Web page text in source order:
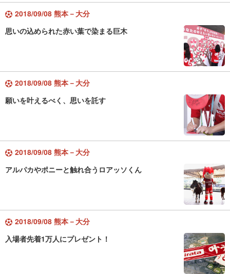
2018/09/08 熊本－大分
思いの込められた赤い葉で染まる巨木
2018/09/08 熊本－大分
願いを叶えるべく、思いを託す
2018/09/08 熊本－大分
アルパカやポニーと触れ合うロアッソくん
2018/09/08 熊本－大分
入場者先着1万人にプレゼント！